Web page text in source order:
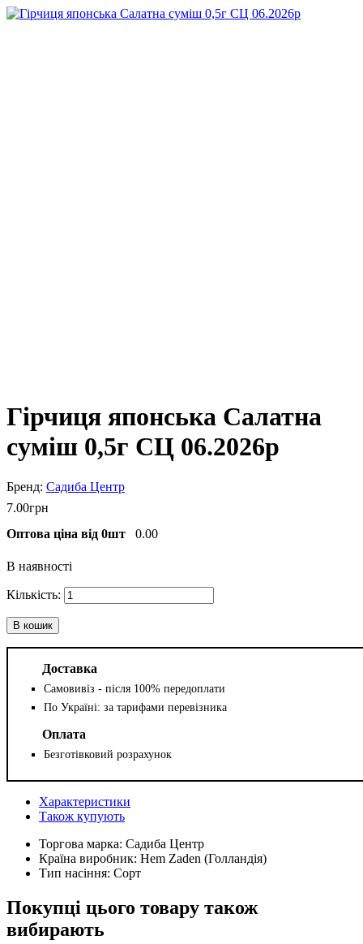
Гірчиця японська Салатна
суміш 0,5г СЦ 06.2026р
Садиба Центр
7.00грн
Оптова ціна від 0шт
0.00
В наявності
В кошик
Доставка
Самовивіз - після 100% передоплати
По Україні: за тарифами перевізника
Оплата
Безготівковий розрахунок
Характеристики
Також купують
Торгова марка: Садиба Центр
Країна виробник: Hem Zaden (Голландія)
Тип насіння: Сорт
Покупці цього товару також
вибирають